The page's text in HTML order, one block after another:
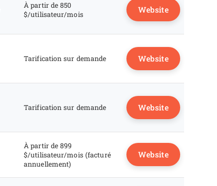
À partir de 850
$/utilisateur/mois
Website
Tarification sur demande Website
Tarification sur demande Website
À partir de 899
$/utilisateur/mois (facturé
annuellement)
Website